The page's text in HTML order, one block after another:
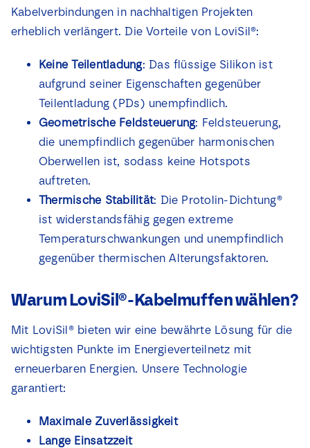
Kabelverbindungen in nachhaltigen Projekten
erheblich verlängert. Die Vorteile von LoviSil®:
Keine Teilentladung: Das flüssige Silikon ist
aufgrund seiner Eigenschaften gegenüber
Teilentladung (PDs) unempfindlich.
Geometrische Feldsteuerung: Feldsteuerung,
die unempfindlich gegenüber harmonischen
Oberwellen ist, sodass keine Hotspots
auftreten.
Thermische Stabilität: Die Protolin-Dichtung®
ist widerstandsfähig gegen extreme
Temperaturschwankungen und unempfindlich
gegenüber thermischen Alterungsfaktoren.
Warum LoviSil®-Kabelmuffen wählen?
Mit LoviSil® bieten wir eine bewährte Lösung für die
wichtigsten Punkte im Energieverteilnetz mit
erneuerbaren Energien. Unsere Technologie
garantiert:
Maximale Zuverlässigkeit
Lange Einsatzzeit